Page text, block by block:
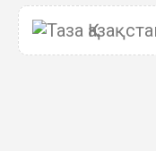
Димаш
хореографией на